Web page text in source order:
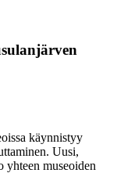
käynnistyy
Uusi,
yhteen museoiden